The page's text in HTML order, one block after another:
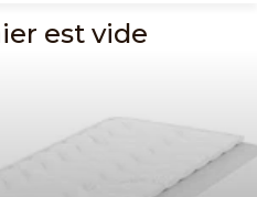
est vide